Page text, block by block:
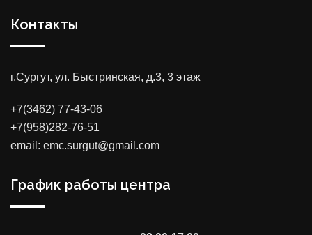
Контакты
г.Сургут, ул. Быстринская, д.3, 3 этаж
+7(3462) 77-43-06
+7(958)282-76-51
email: emc.surgut@gmail.com
График работы центра